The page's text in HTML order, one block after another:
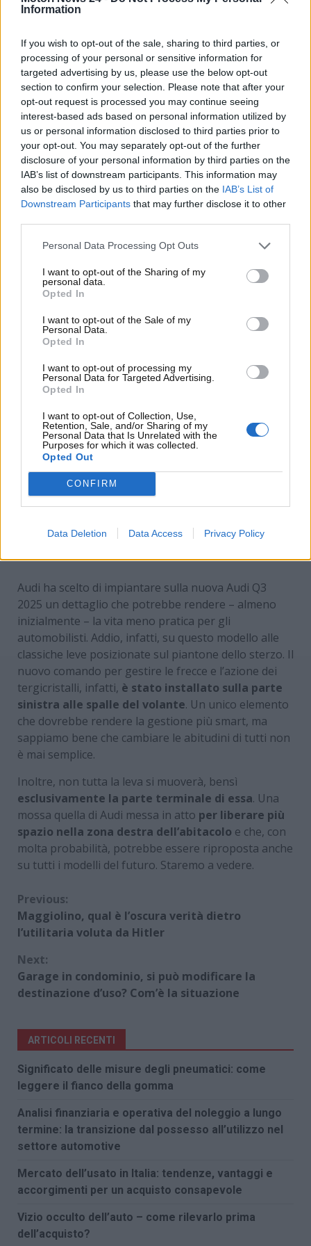
Information
If you wish to opt-out of the sale, sharing to third parties, or
processing of your personal or sensitive information for
targeted advertising by us, please use the below opt-out
section to confirm your selection. Please note that after your
opt-out request is processed you may continue seeing
interest-based ads based on personal information utilized by
us or personal information disclosed to third parties prior to
your opt-out. You may separately opt-out of the further
disclosure of your personal information by third parties on the
IAB’s list of downstream participants. This information may
also be disclosed by us to third parties on the IAB’s List of
Downstream Participants that may further disclose it to other
Personal Data Processing Opt Outs
I want to opt-out of the Sharing of my
personal data.
Opted In
I want to opt-out of the Sale of my
Personal Data.
Opted In
I want to opt-out of processing my
Personal Data for Targeted Advertising.
Opted In
I want to opt-out of Collection, Use,
Retention, Sale, and/or Sharing of my
Personal Data that Is Unrelated with the
Purposes for which it was collected.
Opted Out
CONFIRM
Data Deletion Data Access Privacy Policy
nuovo modello
su questa novità escogitata da Audi.
Il comando inedito presente
all’interno di questa vettura
targata Audi: tutto quello
che c’è da sapere
Lanuova Audi Q3 2025è la vettura protagonista di
una novità che potrebbe rivoluzionare – da qui in
avanti – le abitudini di tutti all’interno dell’abitacolo.
In pratica, i costruttori Audi hanno deciso di
integrare in una unica leva i comandi per
l’azionamento dei tergicristalli e quelli per gli
indicatori di direzione
Il nuovo comando presente all’interno di questo
modello Audi: di cosa si tratta e cosa potrebbe
accadere in futuro – www.motorinews24.com
Audi ha scelto di impiantare sulla nuova Audi Q3
2025 un dettaglio che potrebbe rendere – almeno
inizialmente – la vita meno pratica per gli
automobilisti. Addio, infatti, su questo modello alle
classiche leve posizionate sul piantone dello sterzo. Il
nuovo comando per gestire le frecce e l’azione dei
tergicristalli, infatti, è stato installato sulla parte
sinistra alle spalle del volante. Un unico elemento
che dovrebbe rendere la gestione più smart, ma
sappiamo bene che cambiare le abitudini di tutti non
è mai semplice.
Inoltre, non tutta la leva si muoverà, bensì
esclusivamente la parte terminale di essa. Una
mossa quella di Audi messa in atto per liberare più
spazio nella zona destra dell’abitacolo e che, con
molta probabilità, potrebbe essere riproposta anche
su tutti i modelli del futuro. Staremo a vedere.
Continue
Reading
Previous:
Maggiolino, qual è l’oscura verità dietro
l’utilitaria voluta da Hitler
Next:
Garage in condominio, si può modificare la
destinazione d’uso? Com’è la situazione
ARTICOLI RECENTI
Significato delle misure degli pneumatici: come
leggere il fianco della gomma
Analisi finanziaria e operativa del noleggio a lungo
termine: la transizione dal possesso all’utilizzo nel
settore automotive
Mercato dell’usato in Italia: tendenze, vantaggi e
accorgimenti per un acquisto consapevole
Vizio occulto dell’auto – come rilevarlo prima
dell’acquisto?